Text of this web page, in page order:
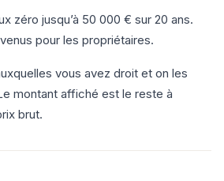
zéro jusqu’à 50 000 € sur 20 ans.
pour les propriétaires.
vous avez droit et on les
montant affiché est le reste à
brut.